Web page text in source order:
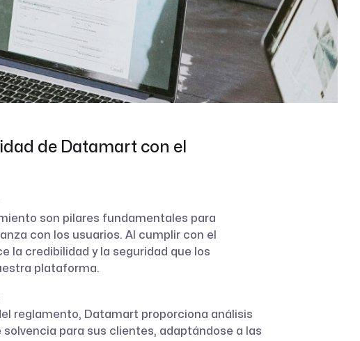
de Datamart con el
son pilares fundamentales para
con los usuarios. Al cumplir con el
la credibilidad y la seguridad que los
plataforma.
reglamento, Datamart proporciona análisis
para sus clientes, adaptándose a las